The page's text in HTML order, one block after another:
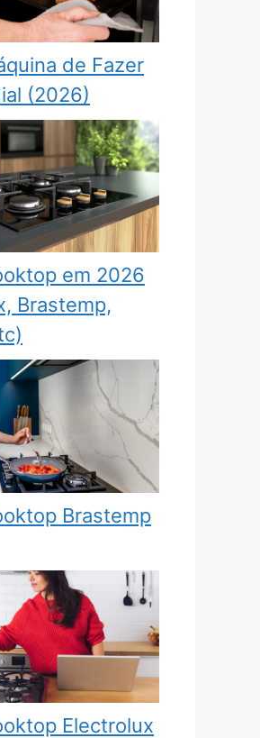
de Fazer
(2026)
em 2026
Brastemp,
Brastemp
Electrolux